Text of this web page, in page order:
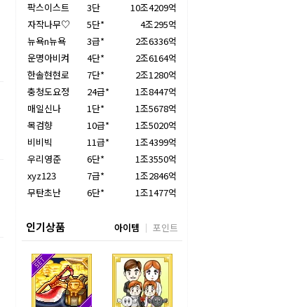
팍스이스트 3단
10조4209억
자작나무♡
5단*
4조295억
뉴욕n뉴욕
3급*
2조6336억
운명아비켜
4단*
2조6164억
한솔현현로
7단*
2조1280억
충청도요정
24급*
1조8447억
매일신나
1단*
1조5678억
목검향
10급*
1조5020억
비비빅
11급*
1조4399억
우리영준
6단*
1조3550억
xyz123
7급*
1조2846억
무탄초난
6단* 1조1477억
인기상품 아이템 포인트